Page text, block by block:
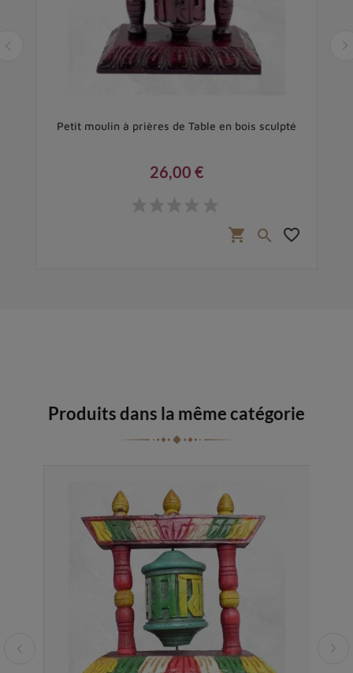
Petit moulin à prières de Table en bois sculpté
26,00 €
shopping_cart  favorite_border
Produits dans la même catégorie